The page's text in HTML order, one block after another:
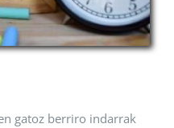
gatoz berriro indarrak